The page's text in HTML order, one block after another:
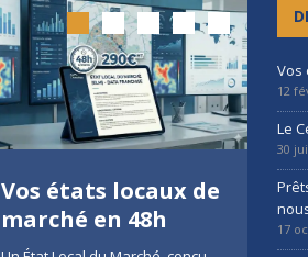
Vos états locaux de
marché en 48h
Vos
12
Le
30
17